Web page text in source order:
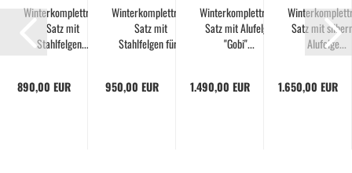
Winterkomplettrad-
Satz mit
Stahlfelgen...
890,00 EUR
Winterkomplettrad-
Satz mit
Stahlfelgen für...
950,00 EUR
Winterkomplettrad-
Satz mit Alufelge
"Gobi"...
1.490,00 EUR
Satz mit
Alufelge...
1.650,00 EUR